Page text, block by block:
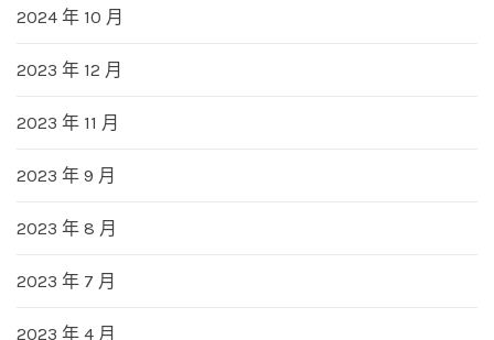
2024 年 10 月
2023 年 12 月
2023 年 11 月
2023 年 9 月
2023 年 8 月
2023 年 7 月
2023 年 4 月